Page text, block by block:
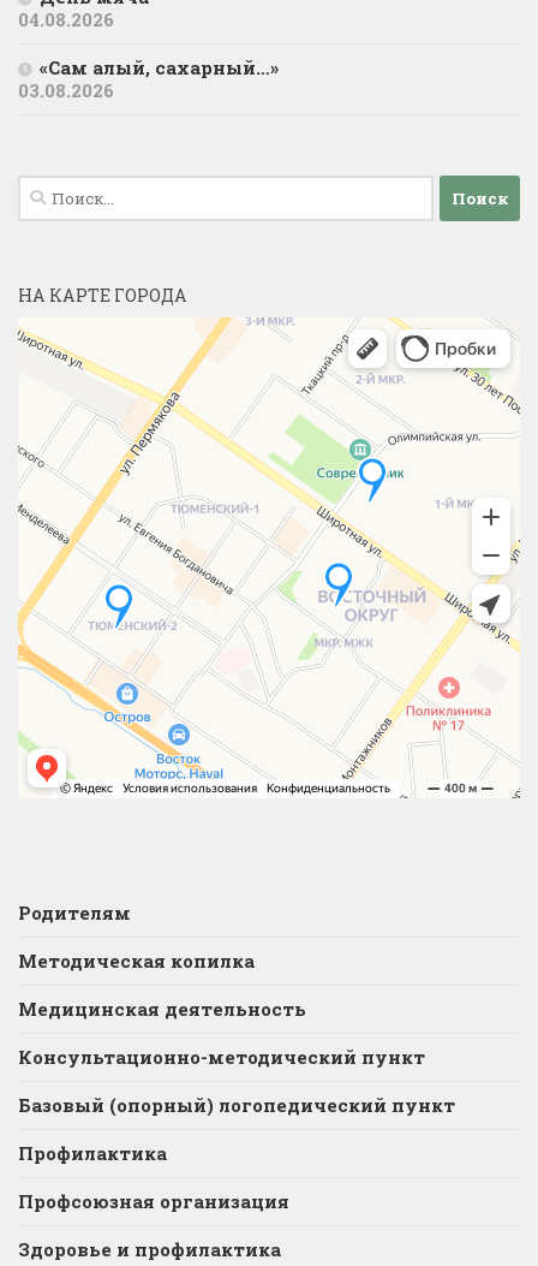
04.08.2026
«Сам алый, сахарный…»
03.08.2026
Найти:
НА КАРТЕ ГОРОДА
Родителям
Методическая копилка
Медицинская деятельность
Консультационно-методический пункт
Базовый (опорный) логопедический пункт
Профилактика
Профсоюзная организация
Здоровье и профилактика